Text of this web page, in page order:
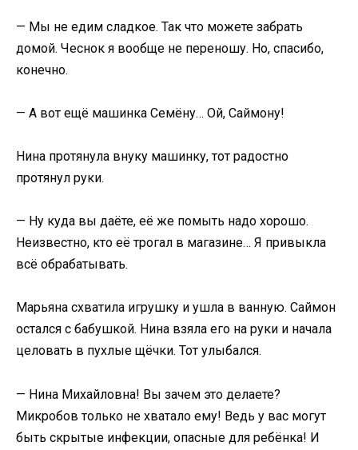
— Мы не едим сладкое. Так что можете забрать
домой. Чеснок я вообще не переношу. Но, спасибо,
конечно.
— А вот ещё машинка Семёну… Ой, Саймону!
Нина протянула внуку машинку, тот радостно
протянул руки.
— Ну куда вы даёте, её же помыть надо хорошо.
Неизвестно, кто её трогал в магазине… Я привыкла
всё обрабатывать.
Марьяна схватила игрушку и ушла в ванную. Саймон
остался с бабушкой. Нина взяла его на руки и начала
целовать в пухлые щёчки. Тот улыбался.
— Нина Михайловна! Вы зачем это делаете?
Микробов только не хватало ему! Ведь у вас могут
быть скрытые инфекции, опасные для ребёнка! И